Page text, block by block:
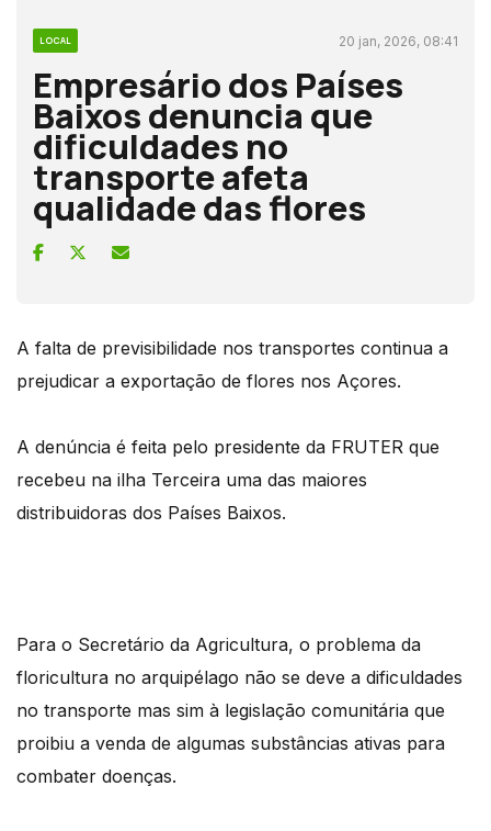
LOCAL 20 jan, 2026, 08:41
Empresário dos Países
Baixos denuncia que
dificuldades no
transporte afeta
qualidade das flores
A falta de previsibilidade nos transportes continua a
prejudicar a exportação de flores nos Açores.
A denúncia é feita pelo presidente da FRUTER que
recebeu na ilha Terceira uma das maiores
distribuidoras dos Países Baixos.
Para o Secretário da Agricultura, o problema da
floricultura no arquipélago não se deve a dificuldades
no transporte mas sim à legislação comunitária que
proibiu a venda de algumas substâncias ativas para
combater doenças.